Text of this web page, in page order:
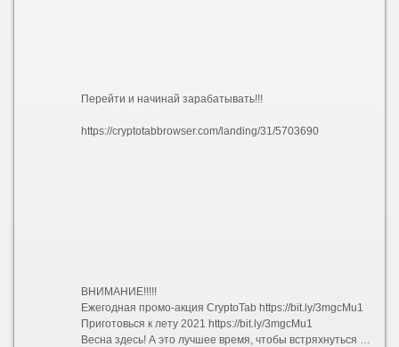
Перейти и начинай зарабатывать!!!
https://cryptotabbrowser.com/landing/31/5703690
ВНИМАНИЕ!!!!!
Ежегодная промо-акция CryptoTab https://bit.ly/3mgcMu1
Приготовься к лету 2021 https://bit.ly/3mgcMu1
Весна здесь! А это лучшее время, чтобы встряхнуться и попробовать что-то новое!